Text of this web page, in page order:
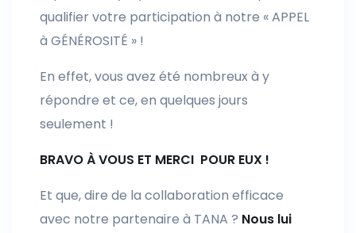
qualifier votre participation à notre « APPEL
à GÉNÉROSITÉ » !
En effet, vous avez été nombreux à y
répondre et ce, en quelques jours
seulement !
BRAVO À VOUS ET MERCI POUR EUX !
Et que, dire de la collaboration efficace
avec notre partenaire à TANA ? Nous lui